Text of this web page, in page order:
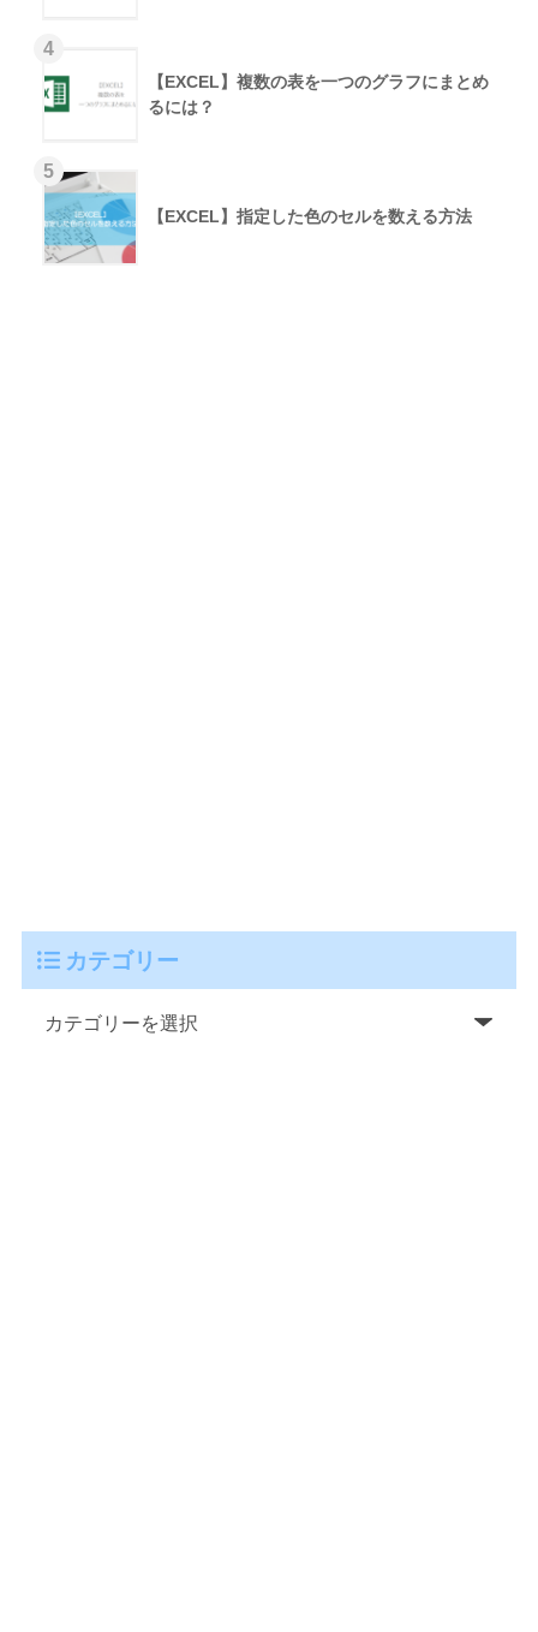
【EXCEL】複数の表を一つのグラフにまとめ
るには？
【EXCEL】指定した色のセルを数える方法
カテゴリー